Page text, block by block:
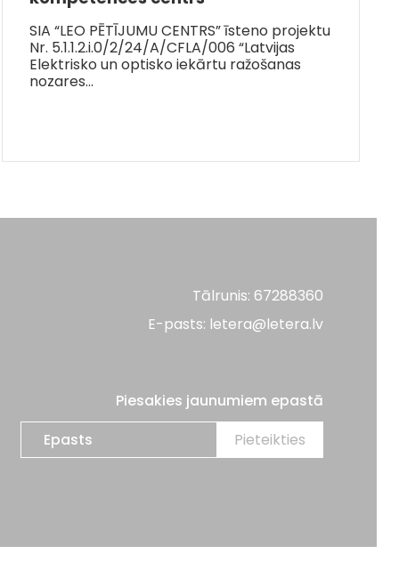
SIA “LEO PĒTĪJUMU CENTRS” īsteno projektu
Nr. 5.1.1.2.i.0/2/24/A/CFLA/006 “Latvijas
Elektrisko un optisko iekārtu ražošanas
nozares…
Tālrunis: 67288360
E-pasts: letera@letera.lv
Piesakies jaunumiem epastā